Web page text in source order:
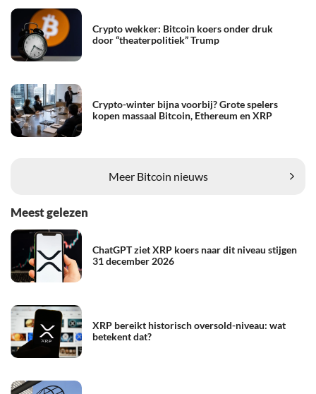
Crypto wekker: Bitcoin koers onder druk
door “theaterpolitiek” Trump
Crypto-winter bijna voorbij? Grote spelers
kopen massaal Bitcoin, Ethereum en XRP
Meer Bitcoin nieuws
Meest gelezen
ChatGPT ziet XRP koers naar dit niveau stijgen
31 december 2026
XRP bereikt historisch oversold-niveau: wat
betekent dat?